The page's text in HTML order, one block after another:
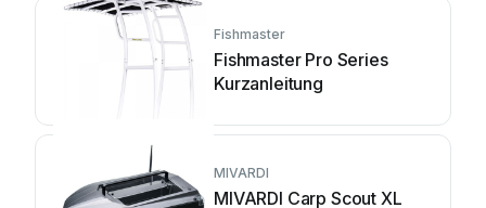
Fishmaster
Fishmaster Pro Series
Kurzanleitung
MIVARDI
MIVARDI Carp Scout XL